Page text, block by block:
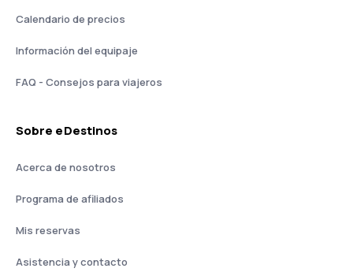
Calendario de precios
Información del equipaje
FAQ - Consejos para viajeros
Sobre eDestinos
Acerca de nosotros
Programa de afiliados
Mis reservas
Asistencia y contacto